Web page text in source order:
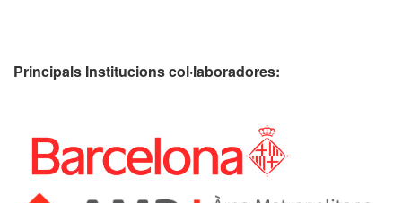
Principals Institucionscol·laboradores: